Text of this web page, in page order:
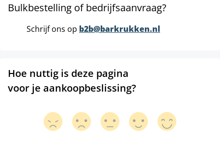
Bulkbestelling of bedrijfsaanvraag?
Schrijf ons op b2b@barkrukken.nl
Hoe nuttig is deze pagina
voor je aankoopbeslissing?